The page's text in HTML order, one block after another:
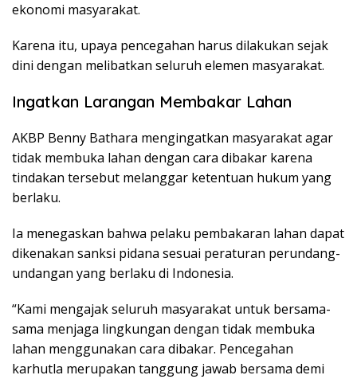
ekonomi masyarakat.
Karena itu, upaya pencegahan harus dilakukan sejak
dini dengan melibatkan seluruh elemen masyarakat.
Ingatkan Larangan Membakar Lahan
AKBP Benny Bathara mengingatkan masyarakat agar
tidak membuka lahan dengan cara dibakar karena
tindakan tersebut melanggar ketentuan hukum yang
berlaku.
Ia menegaskan bahwa pelaku pembakaran lahan dapat
dikenakan sanksi pidana sesuai peraturan perundang-
undangan yang berlaku di Indonesia.
“Kami mengajak seluruh masyarakat untuk bersama-
sama menjaga lingkungan dengan tidak membuka
lahan menggunakan cara dibakar. Pencegahan
karhutla merupakan tanggung jawab bersama demi